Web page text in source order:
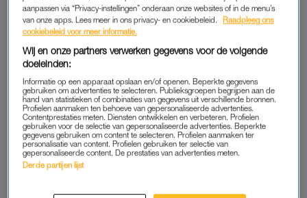
aanpassen via “Privacy-instellingen” onderaan onze websites of in de menu’s
van onze apps. Lees meer in ons privacy- en cookiebeleid.
Raadpleeg ons
cookiebeleid voor meer informatie.
Wij en onze partners verwerken gegevens voor de volgende
doeleinden:
Informatie op een apparaat opslaan en/of openen. Beperkte gegevens
gebruiken om advertenties te selecteren. Publieksgroepen begrijpen aan de
hand van statistieken of combinaties van gegevens uit verschillende bronnen.
Profielen aanmaken ten behoeve van gepersonaliseerde advertenties.
Contentprestaties meten. Diensten ontwikkelen en verbeteren. Profielen
gebruiken voor de selectie van gepersonaliseerde advertenties. Beperkte
gegevens gebruiken om content te selecteren. Profielen aanmaken ter
personalisatie van content. Profielen gebruiken ter selectie van
gepersonaliseerde content. De prestaties van advertenties meten.
Derde partijen lijst